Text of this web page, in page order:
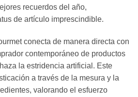
recuerdos del año,
de artículo imprescindible.
conecta de manera directa con
contemporáneo de productos
la estridencia artificial. Este
a través de la mesura y la
valorando el esfuerzo